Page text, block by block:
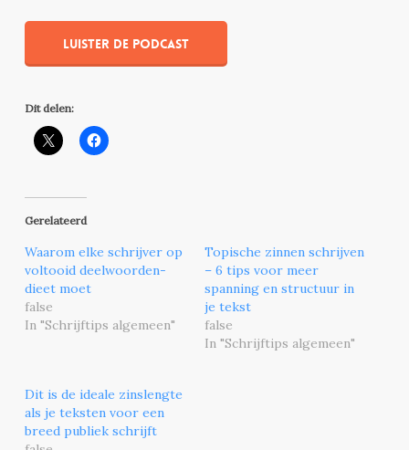
Luister de podcast
Dit delen:
Gerelateerd
Waarom elke schrijver op
voltooid deelwoorden-
dieet moet
false
In "Schrijftips algemeen"
Topische zinnen schrijven
– 6 tips voor meer
spanning en structuur in
je tekst
false
In "Schrijftips algemeen"
Dit is de ideale zinslengte
als je teksten voor een
breed publiek schrijft